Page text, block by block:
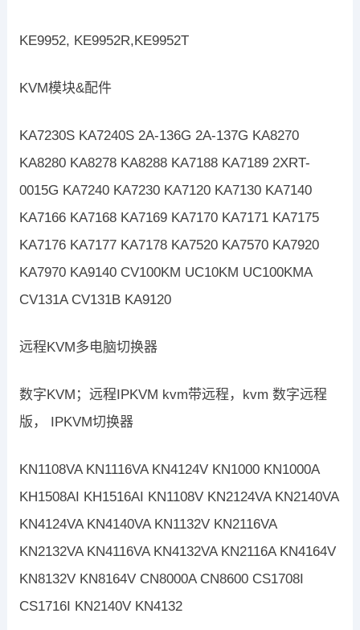
KE9952, KE9952R,KE9952T
KVM模块&配件
KA7230S KA7240S 2A-136G 2A-137G KA8270
KA8280 KA8278 KA8288 KA7188 KA7189 2XRT-
0015G KA7240 KA7230 KA7120 KA7130 KA7140
KA7166 KA7168 KA7169 KA7170 KA7171 KA7175
KA7176 KA7177 KA7178 KA7520 KA7570 KA7920
KA7970 KA9140 CV100KM UC10KM UC100KMA
CV131A CV131B KA9120
远程KVM多电脑切换器
数字KVM；远程IPKVM kvm带远程，kvm 数字远程
版， IPKVM切换器
KN1108VA KN1116VA KN4124V KN1000 KN1000A
KH1508AI KH1516AI KN1108V KN2124VA KN2140VA
KN4124VA KN4140VA KN1132V KN2116VA
KN2132VA KN4116VA KN4132VA KN2116A KN4164V
KN8132V KN8164V CN8000A CN8600 CS1708I
CS1716I KN2140V KN4132